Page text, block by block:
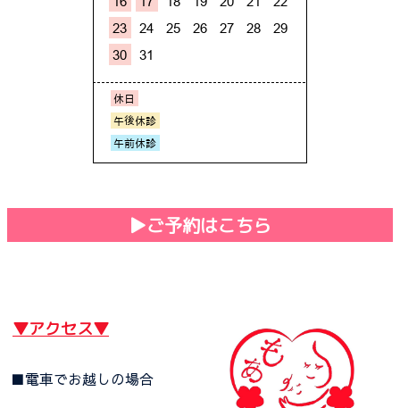
▶︎ご予約はこちら
▼アクセス▼
■電車でお越しの場合